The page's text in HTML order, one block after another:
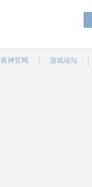
夜神官网 游戏论坛